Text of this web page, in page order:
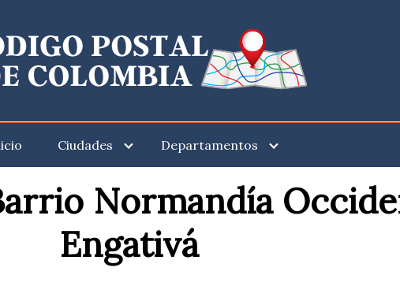
Ciudades Departamentos
Normandía
Engativá